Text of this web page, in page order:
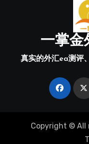
一掌金
真实的外汇ea测评
Copyright © All